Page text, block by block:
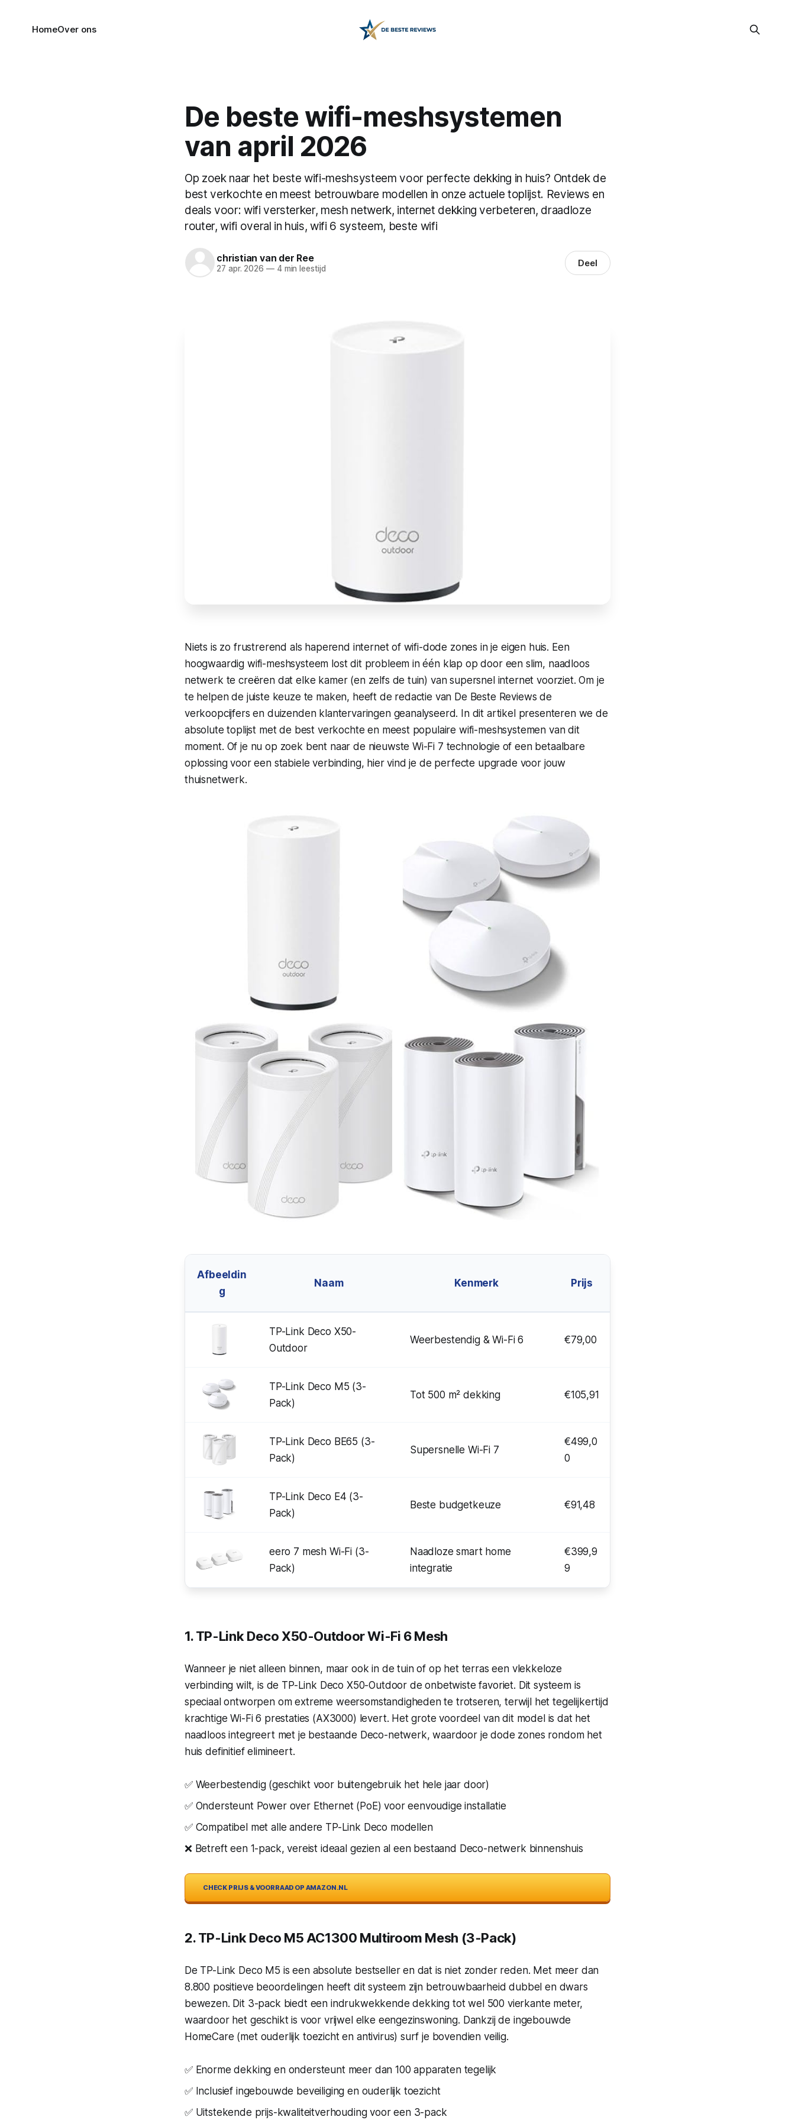
HomeOver ons
De beste wifi-meshsystemen
van april 2026
Op zoek naar het beste wifi-meshsysteem voor perfecte dekking in huis? Ontdek de
best verkochte en meest betrouwbare modellen in onze actuele toplijst. Reviews en
deals voor: wifi versterker, mesh netwerk, internet dekking verbeteren, draadloze
router, wifi overal in huis, wifi 6 systeem, beste wifi
christian van der Ree
27 apr. 2026 —4 min leestijd Deel
Niets is zo frustrerend als haperend internet of wifi-dode zones in je eigen huis. Een
hoogwaardig wifi-meshsysteem lost dit probleem in één klap op door een slim, naadloos
netwerk te creëren dat elke kamer (en zelfs de tuin) van supersnel internet voorziet. Om je
te helpen de juiste keuze te maken, heeft de redactie van De Beste Reviews de
verkoopcijfers en duizenden klantervaringen geanalyseerd. In dit artikel presenteren we de
absolute toplijst met de best verkochte en meest populaire wifi-meshsystemen van dit
moment. Of je nu op zoek bent naar de nieuwste Wi-Fi 7 technologie of een betaalbare
oplossing voor een stabiele verbinding, hier vind je de perfecte upgrade voor jouw
thuisnetwerk.
Afbeeldin
g
Naam Kenmerk Prijs
TP-Link Deco X50-
Outdoor
Weerbestendig & Wi-Fi 6 €79,00
TP-Link Deco M5 (3-
Pack)
Tot 500 m² dekking €105,91
TP-Link Deco BE65 (3-
Pack)
Supersnelle Wi-Fi 7
€499,0
0
TP-Link Deco E4 (3-
Pack)
Beste budgetkeuze €91,48
eero 7 mesh Wi-Fi (3-
Pack)
Naadloze smart home
integratie
€399,9
9
1. TP-Link Deco X50-Outdoor Wi-Fi 6 Mesh
Wanneer je niet alleen binnen, maar ook in de tuin of op het terras een vlekkeloze
verbinding wilt, is de TP-Link Deco X50-Outdoor de onbetwiste favoriet. Dit systeem is
speciaal ontworpen om extreme weersomstandigheden te trotseren, terwijl het tegelijkertijd
krachtige Wi-Fi 6 prestaties (AX3000) levert. Het grote voordeel van dit model is dat het
naadloos integreert met je bestaande Deco-netwerk, waardoor je dode zones rondom het
huis definitief elimineert.
✅ Weerbestendig (geschikt voor buitengebruik het hele jaar door)
✅ Ondersteunt Power over Ethernet (PoE) voor eenvoudige installatie
✅ Compatibel met alle andere TP-Link Deco modellen
❌ Betreft een 1-pack, vereist ideaal gezien al een bestaand Deco-netwerk binnenshuis
CHECK PRIJS & VOORRAAD OP AMAZON.NL
2. TP-Link Deco M5 AC1300 Multiroom Mesh (3-Pack)
De TP-Link Deco M5 is een absolute bestseller en dat is niet zonder reden. Met meer dan
8.800 positieve beoordelingen heeft dit systeem zijn betrouwbaarheid dubbel en dwars
bewezen. Dit 3-pack biedt een indrukwekkende dekking tot wel 500 vierkante meter,
waardoor het geschikt is voor vrijwel elke eengezinswoning. Dankzij de ingebouwde
HomeCare (met ouderlijk toezicht en antivirus) surf je bovendien veilig.
✅ Enorme dekking en ondersteunt meer dan 100 apparaten tegelijk
✅ Inclusief ingebouwde beveiliging en ouderlijk toezicht
✅ Uitstekende prijs-kwaliteitverhouding voor een 3-pack